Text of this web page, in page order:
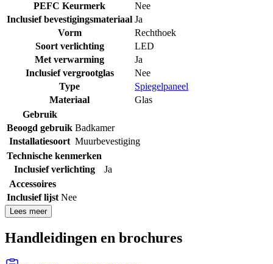
PEFC Keurmerk
Nee
Inclusief bevestigingsmateriaal Ja
Vorm
Rechthoek
Soort verlichting
LED
Met verwarming
Ja
Inclusief vergrootglas
Nee
Type
Spiegelpaneel
Materiaal
Glas
Gebruik
Beoogd gebruik Badkamer
Installatiesoort Muurbevestiging
Technische kenmerken
Inclusief verlichting
Ja
Accessoires
Inclusief lijst Nee
Lees meer
Handleidingen en brochures